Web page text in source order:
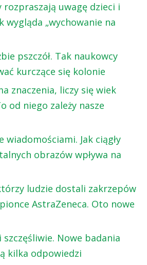
rozpraszają uwagę dzieci i
wygląda „wychowanie na
pszczół. Tak naukowcy
kurczące się kolonie
znaczenia, liczy się wiek
od niego zależy nasze
wiadomościami. Jak ciągły
obrazów wpływa na
ludzie dostali zakrzepów
AstraZeneca. Oto nowe
szczęśliwie. Nowe badania
kilka odpowiedzi